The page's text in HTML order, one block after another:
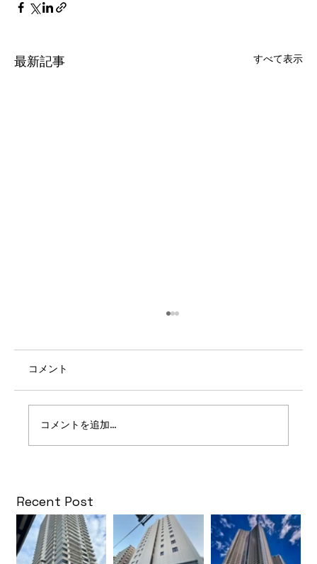
Recent Post
最新記事 すべて表示
コメント
コメントを追加…